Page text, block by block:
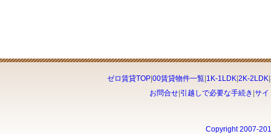
ゼロ賃貸TOP| 00賃貸物件一覧| 1K-1LDK| 2K-2LDK|
お問合せ 引越しで必要な手続き サイ
Copyright 2007-